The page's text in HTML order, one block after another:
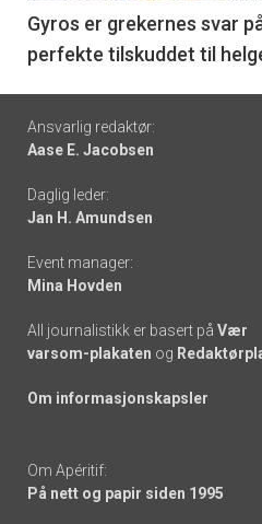
6
Gyros er grekernes svar
perfekte tilskuddet til
Footer
-
links
Ansvarlig redaktør:
Aase E. Jacobsen
Daglig leder:
Jan H. Amundsen
Event manager:
Mina Hovden
All journalistikk er basert på Vær
varsom-plakaten og
Om informasjonskapsler
Om Apéritif:
På nett og papir siden 1995